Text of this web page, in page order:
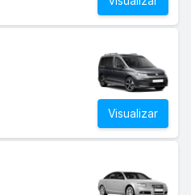
Visualizar